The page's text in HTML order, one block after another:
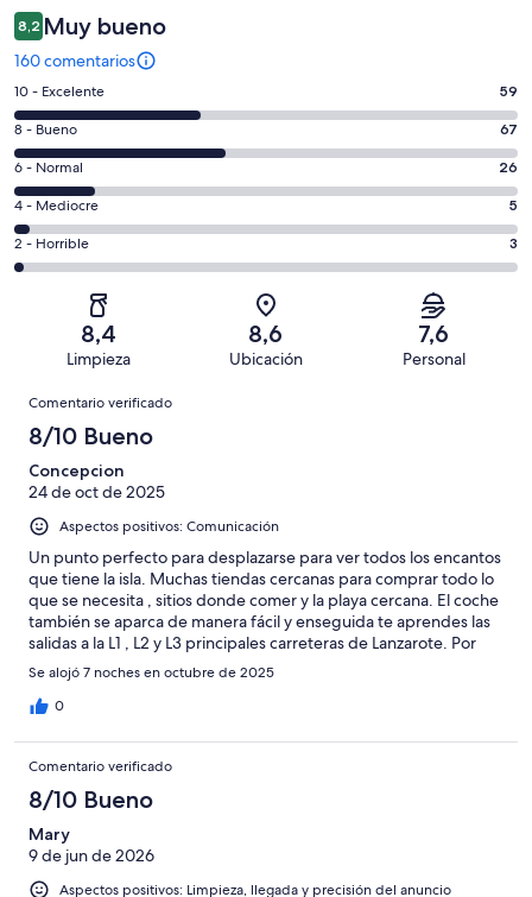
8,2 Muy bueno
160 comentarios
59
comentarios
de
un
total
de
160
con
puntuación
10 - Excelente 59
67
comentarios
de
un
total
de
puntuación
8 - Bueno 67
26
comentarios
de
un
total
puntuación
Normal
6 - Normal 26
5
comentarios
de
una
puntuación
Mediocre
4 - Mediocre 5
3
comentarios
160
una
puntuación
de
Horrible
2 - Horrible 3
8,4
Limpieza
8,6
Ubicación
7,6
Personal
Comentarios
Comentario verificado
8/10 Bueno
Concepcion
24 de oct de 2025
Aspectos positivos: Comunicación
Un punto perfecto para desplazarse para ver todos los encantos
que tiene la isla. Muchas tiendas cercanas para comprar todo lo
que se necesita , sitios donde comer y la playa cercana. El coche
también se aparca de manera fácil y enseguida te aprendes las
salidas a la L1 , L2 y L3 principales carreteras de Lanzarote. Por
cierto al personal le doy un excelente.
Se alojó 7 noches en octubre de 2025
0
Comentario verificado
8/10 Bueno
Mary
9 de jun de 2026
Aspectos positivos: Limpieza, llegada y precisión del anuncio